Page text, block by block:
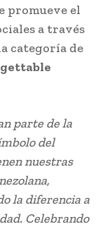
promueve el
a través
categoría de
parte de la
del
nuestras
la diferencia a
Celebrando